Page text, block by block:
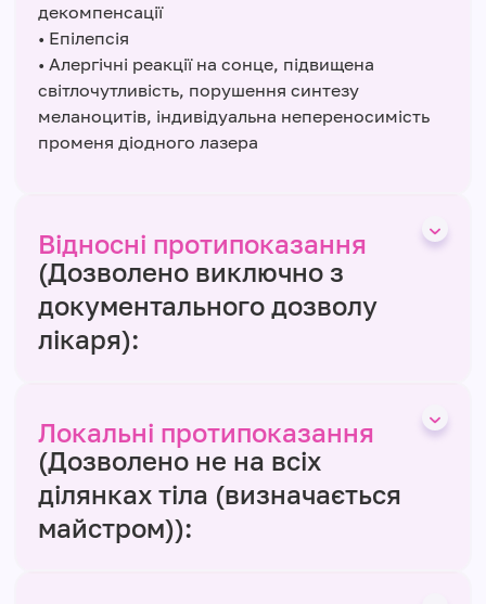
декомпенсації
• Епілепсія
• Алергічні реакції на сонце, підвищена
світлочутливість, порушення синтезу
меланоцитів, індивідуальна непереносимість
променя діодного лазера
Відносні протипоказання
(Дозволено виключно з
документального дозволу
лікаря):
Локальні протипоказання
(Дозволено не на всіх
ділянках тіла (визначається
майстром)):